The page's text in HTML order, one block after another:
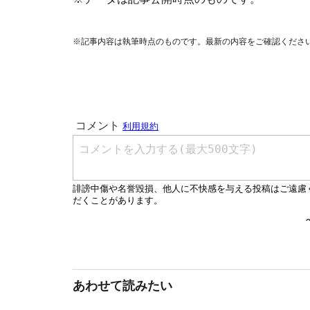
※記事内容は執筆時点のものです。最新の内容をご確認くださ
あわせて読みたい